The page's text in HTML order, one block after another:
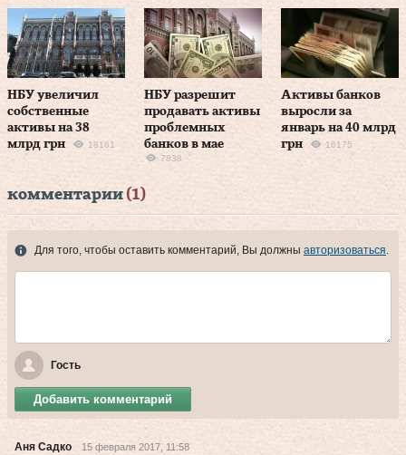
НБУ увеличил
собственные
активы на 38
млрд грн
18161
НБУ разрешит
продавать активы
проблемных
банков в мае
7838
Активы банков
выросли за
январь на 40 млрд
грн
16175
комментарии (1)
Для того, чтобы оставить комментарий, Вы должны авторизоваться.
Гость
Добавить комментарий
Аня Садко 15 февраля 2017, 11:58